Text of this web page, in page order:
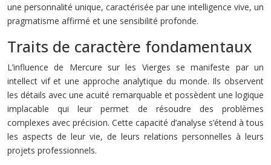
une personnalité unique, caractérisée par une intelligence vive, un
pragmatisme affirmé et une sensibilité profonde.
Traits de caractère fondamentaux
L’influence de Mercure sur les Vierges se manifeste par un
intellect vif et une approche analytique du monde. Ils observent
les détails avec une acuité remarquable et possèdent une logique
implacable qui leur permet de résoudre des problèmes
complexes avec précision. Cette capacité d’analyse s’étend à tous
les aspects de leur vie, de leurs relations personnelles à leurs
projets professionnels.